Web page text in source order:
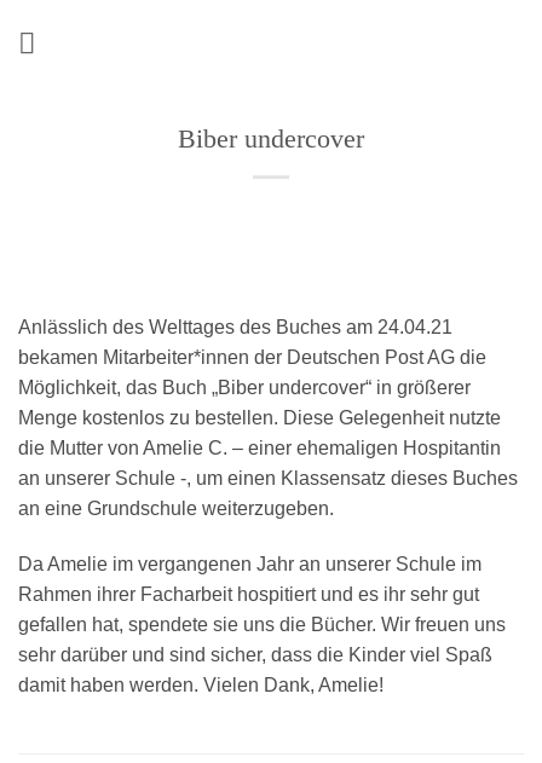
Biber undercover
Anlässlich des Welttages des Buches am 24.04.21
bekamen Mitarbeiter*innen der Deutschen Post AG die
Möglichkeit, das Buch „Biber undercover“ in größerer
Menge kostenlos zu bestellen. Diese Gelegenheit nutzte
die Mutter von Amelie C. – einer ehemaligen Hospitantin
an unserer Schule -, um einen Klassensatz dieses Buches
an eine Grundschule weiterzugeben.
Da Amelie im vergangenen Jahr an unserer Schule im
Rahmen ihrer Facharbeit hospitiert und es ihr sehr gut
gefallen hat, spendete sie uns die Bücher. Wir freuen uns
sehr darüber und sind sicher, dass die Kinder viel Spaß
damit haben werden. Vielen Dank, Amelie!